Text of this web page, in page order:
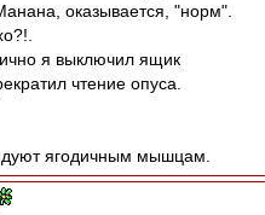
оказывается, "норм".
я выключил ящик
чтение опуса.
ягодичным мышцам.